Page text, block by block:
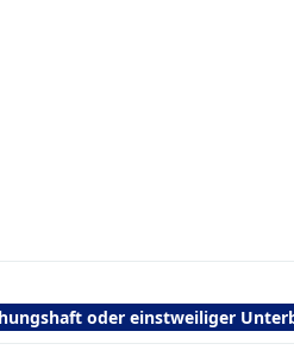
oder einstweiliger